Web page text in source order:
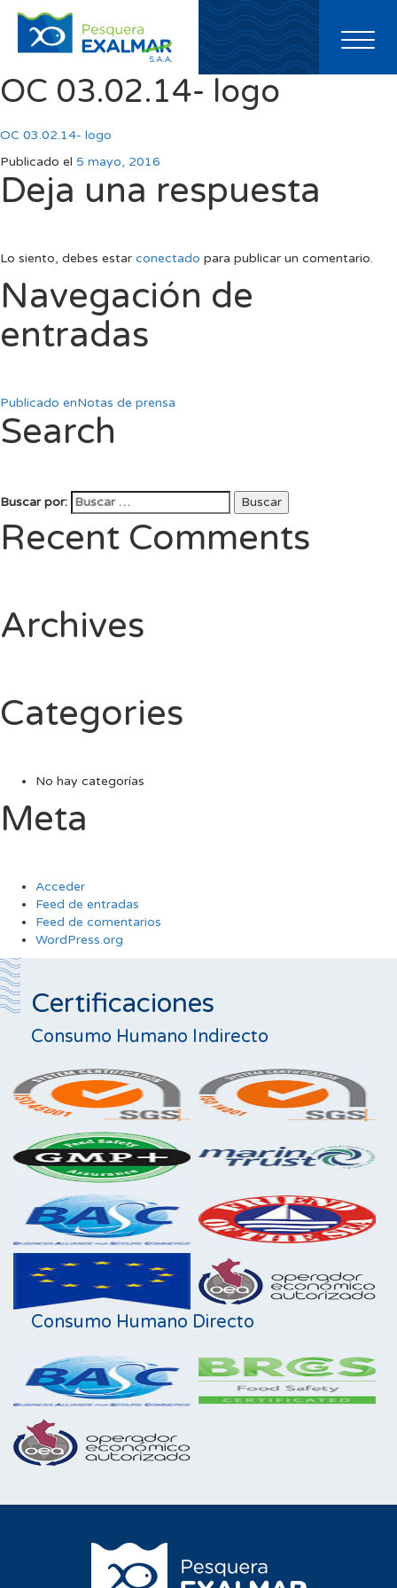
Toggle
OC 03.02.14- logo
OC 03.02.14- logo
Publicado el 5 mayo, 2016
Deja una respuesta
Lo siento, debes estar conectado para publicar un comentario.
Navegación de
entradas
Publicado enNotas de prensa
Search
Buscar por: Buscar
Recent Comments
Archives
Categories
No hay categorías
Meta
Acceder
Feed de entradas
Feed de comentarios
WordPress.org
Certificaciones
Consumo Humano Indirecto
Consumo Humano Directo